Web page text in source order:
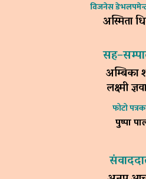
विजनेस
अस्मिता
अम्बिका
लक्ष्मी
फोटो
पुष्पा